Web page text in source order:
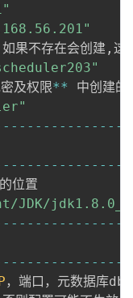
不存在会创建 , 这
及权限**
中创建
-- -- -- -- -- -- -- --
-- -- -- -- -- -- -- --
位置
JDK/
-- -- -- -- -- -- -- --
-- -- -- -- -- -- -- --
，端口，元数据库